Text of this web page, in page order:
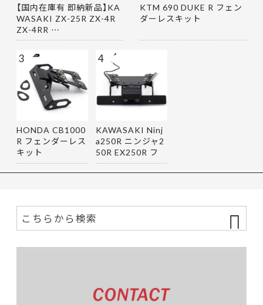
【国内在庫有 即納新品】KA
WASAKI ZX-25R ZX-4R
ZX-4RR …
KTM 690 DUKE R フェン
ダーレスキット
HONDA CB1000
R フェンダーレス
キット
3
KAWASAKI Ninj
a250R ニンジャ2
50R EX250R フ
ェンダーレス…
4